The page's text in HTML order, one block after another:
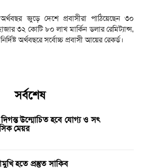
জুড়ে দেশে প্রবাসীরা পাঠিয়েছেন ৩০
৩২ কোটি ৮০ লাখ মার্কিন ডলার রেমিট্যান্স,
অর্থবছরে সর্বোচ্চ প্রবাসী আয়ের রেকর্ড।
সর্বশেষ
দিগন্ত উন্মোচিত হবে যোগ্য ও সৎ
মেয়র
হতে প্রস্তুত সাকিব